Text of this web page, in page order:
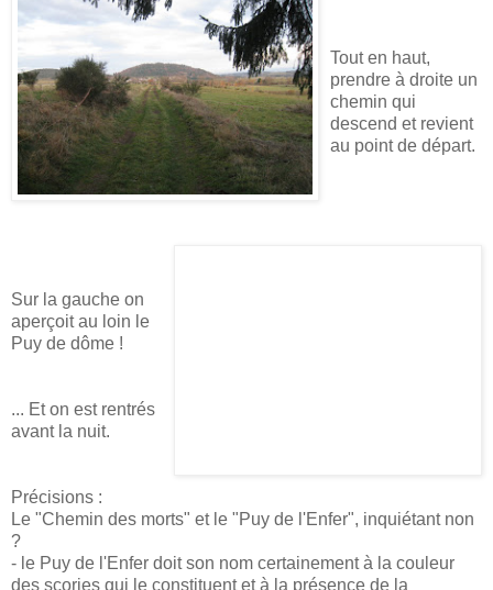
Tout en haut,
prendre à droite un
chemin qui
descend et revient
au point de départ.
Sur la gauche on
aperçoit au loin le
Puy de dôme !
... Et on est rentrés
avant la nuit.
Précisions :
Le "Chemin des morts" et le "Puy de l'Enfer", inquiétant non
?
- le Puy de l'Enfer doit son nom certainement à la couleur
des scories qui le constituent et à la présence de la